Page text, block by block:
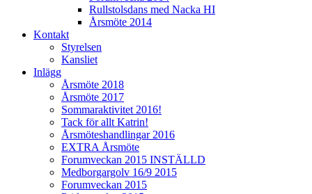
Rullstolsdans med Nacka HI
Årsmöte 2014
Kontakt
Styrelsen
Kansliet
Inlägg
Årsmöte 2018
Årsmöte 2017
Sommaraktivitet 2016!
Tack för allt Katrin!
Årsmöteshandlingar 2016
EXTRA Årsmöte
Forumveckan 2015 INSTÄLLD
Medborgargolv 16/9 2015
Forumveckan 2015